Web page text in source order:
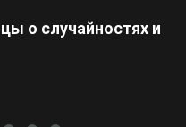
о случайностях и